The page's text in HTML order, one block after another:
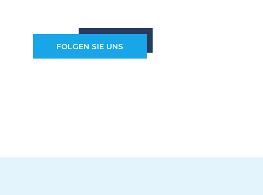
FOLGEN SIE UNS